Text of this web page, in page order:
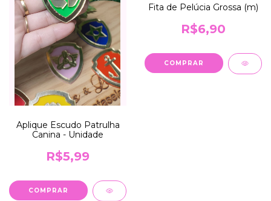
Aplique Escudo Patrulha
Canina - Unidade
R$5,99
COMPRAR
Fita de Pelúcia Grossa (m)
R$6,90
COMPRAR